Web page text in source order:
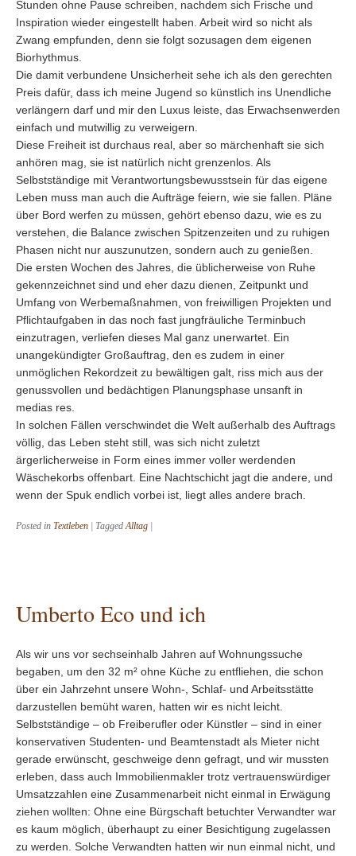
Stunden ohne Pause schreiben, nachdem sich Frische und
Inspiration wieder eingestellt haben. Arbeit wird so nicht als
Zwang empfunden, denn sie folgt sozusagen dem eigenen
Biorhythmus.
Die damit verbundene Unsicherheit sehe ich als den gerechten
Preis dafür, dass ich meine Jugend so künstlich ins Unendliche
verlängern darf und mir den Luxus leiste, das Erwachsenwerden
einfach und mutwillig zu verweigern.
Diese Freiheit ist durchaus real, aber so märchenhaft sie sich
anhören mag, sie ist natürlich nicht grenzenlos. Als
Selbstständige mit Verantwortungsbewusstsein für das eigene
Leben muss man auch die Aufträge feiern, wie sie fallen. Pläne
über Bord werfen zu müssen, gehört ebenso dazu, wie es zu
verstehen, die Balance zwischen Spitzenzeiten und zu ruhigen
Phasen nicht nur auszunutzen, sondern auch zu genießen.
Die ersten Wochen des Jahres, die üblicherweise von Ruhe
gekennzeichnet sind und eher dazu dienen, Zeitpunkt und
Umfang von Werbemaßnahmen, von freiwilligen Projekten und
Pflichtaufgaben in das noch fast jungfräuliche Terminbuch
einzutragen, verliefen dieses Mal ganz unerwartet. Ein
unangekündigter Großauftrag, den es zudem in einer
unmöglichen Rekordzeit zu bewältigen galt, riss mich aus der
genussvollen und bedächtigen Planungsphase unsanft in
medias res.
In solchen Fällen verschwindet die Welt außerhalb des Auftrags
völlig, das Leben steht still, was sich nicht zuletzt
ärgerlicherweise in Form eines immer voller werdenden
Wäschekorbs offenbart. Eine Nachtschicht jagt die andere, und
wenn der Spuk endlich vorbei ist, liegt alles andere brach.
Posted in Textleben TaggedAlltag
Umberto Eco und ich
Als wir uns vor sechseinhalb Jahren auf Wohnungssuche
begaben, um den 32 m² ohne Küche zu entfliehen, die schon
über ein Jahrzehnt unsere Wohn-, Schlaf- und Arbeitsstätte
darzustellen bemüht waren, hatten wir es nicht leicht.
Selbstständige – ob Freiberufler oder Künstler – sind in einer
konservativen Studenten- und Beamtenstadt als Mieter nicht
gerade erwünscht, geschweige denn gefragt, und wir mussten
erleben, dass auch Immobilienmakler trotz vertrauenswürdiger
Umsatzzahlen eine Zusammenarbeit nicht einmal in Erwägung
ziehen wollten: Ohne eine Bürgschaft betuchter Verwandter war
es kaum möglich, überhaupt zu einer Besichtigung zugelassen
zu werden. Solche Verwandten hatten wir nun einmal nicht, und